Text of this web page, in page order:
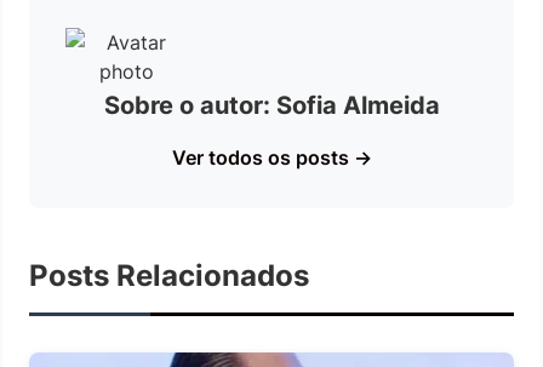
Sobre o autor: Sofia Almeida
Ver todos os posts →
Posts Relacionados